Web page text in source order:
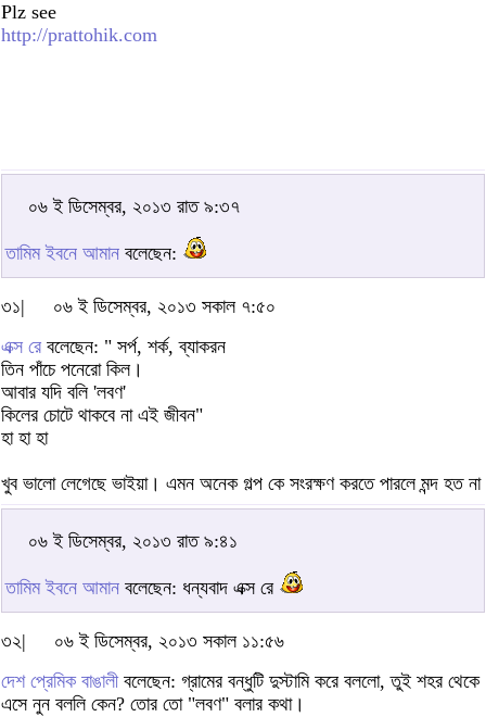
Plz see
http://prattohik.com
০৬ ই ডিসেম্বর, ২০১৩ রাত ৯:৩৭
তামিম ইবনে আমান বলেছেন:
৩১|
০৬ ই ডিসেম্বর, ২০১৩ সকাল ৭:৫০
এক্স রে বলেছেন: " সর্প, শর্ক, ব্যাকরন
তিন পাঁচে পনেরো কিল।
আবার যদি বলি 'লবণ'
কিলের চোটে থাকবে না এই জীবন"
হা হা হা
খুব ভালো লেগেছে ভাইয়া। এমন অনেক গল্প কে সংরক্ষণ করতে পারলে মন্দ হত না
০৬ ই ডিসেম্বর, ২০১৩ রাত ৯:৪১
তামিম ইবনে আমান বলেছেন: ধন্যবাদ এক্স রে
৩২|
০৬ ই ডিসেম্বর, ২০১৩ সকাল ১১:৫৬
দেশ প্রেমিক বাঙালীবলেছেন: গ্রামের বন্ধুটি দুস্টামি করে বললো, তুই শহর থেকে
এসে নুন বললি কেন? তোর তো "লবণ" বলার কথা।